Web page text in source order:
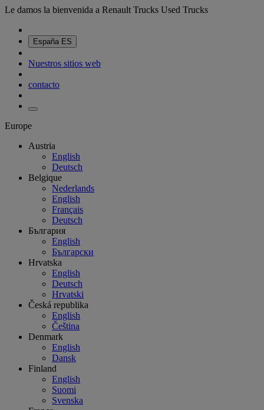
Le damos la bienvenida a Renault Trucks Used Trucks
España ES
Nuestros sitios web
contacto
Europe
Austria
English
Deutsch
Belgique
Nederlands
English
Français
Deutsch
България
English
Български
Hrvatska
English
Deutsch
Hrvatski
Česká republika
English
Čeština
Denmark
English
Dansk
Finland
English
Suomi
Svenska